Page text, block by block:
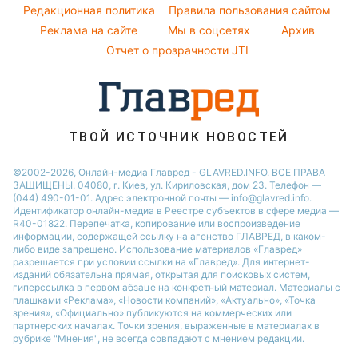
Новости Сум
Новости Черкассы
Модные ошибки
Новости моды
Советы от Андре Тана
Редакционная политика
Правила пользования сайтом
Реклама на сайте
Мы в соцсетях
Архив
Отчет о прозрачности JTI
ТВОЙ ИСТОЧНИК НОВОСТЕЙ
©2002-2026, Онлайн-медиа Главред - GLAVRED.INFO. ВСЕ ПРАВА
ЗАЩИЩЕНЫ. 04080, г. Киев, ул. Кириловская, дом 23. Телефон —
(044) 490-01-01. Адрес электронной почты — info@glavred.info.
Идентификатор онлайн-медиа в Реестре cубъектов в сфере медиа —
R40-01822. Перепечатка, копирование или воспроизведение
информации, содержащей ссылку на агенство ГЛАВРЕД, в каком-
либо виде запрещено. Использование материалов «Главред»
разрешается при условии ссылки на «Главред». Для интернет-
изданий обязательна прямая, открытая для поисковых систем,
гиперссылка в первом абзаце на конкретный материал. Материалы с
плашками «Реклама», «Новости компаний», «Актуально», «Точка
зрения», «Официально» публикуются на коммерческих или
партнерских началах. Точки зрения, выраженные в материалах в
рубрике "Мнения", не всегда совпадают с мнением редакции.